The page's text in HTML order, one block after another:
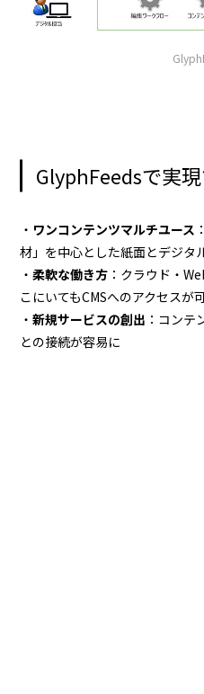
GlyphFeedsで実
・ ワンコンテンツマルチユース
材」を中心とした紙面とデジタ
・柔軟な働き方 ：クラウド・
こにいてもCMSへのアクセスが
・新規サービスの創出 ：コンテ
との接続が容易に